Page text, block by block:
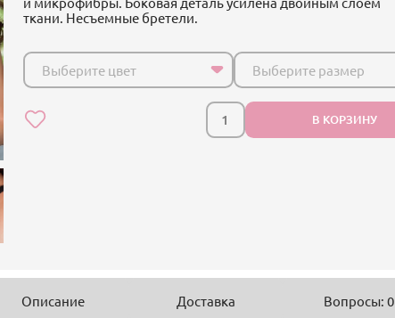
ткани. Несъемные бретели.
Выберите цвет Выберите размер
В КОРЗИНУ
Описание Доставка Вопросы: 0